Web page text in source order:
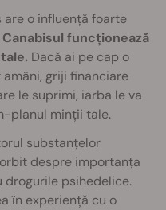
are o influență foarte
Canabisul funcționează
Dacă ai pe cap o
griji financiare
le suprimi, iarba le va
planul minții tale.
substanțelor
despre importanța
drogurile psihedelice.
în experiență cu o